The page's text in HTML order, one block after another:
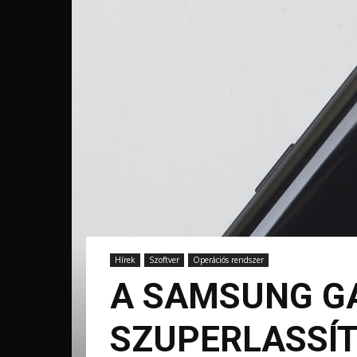
Hírek Szoftver Operációs rendszer
A SAMSUNG